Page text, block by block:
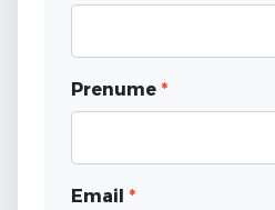
Prenume *
Email *